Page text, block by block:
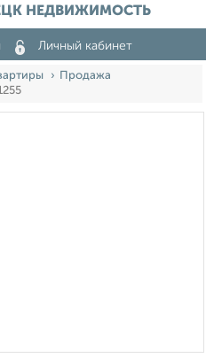
НЕДВИЖИМОСТЬ
Личный кабинет
Продажа